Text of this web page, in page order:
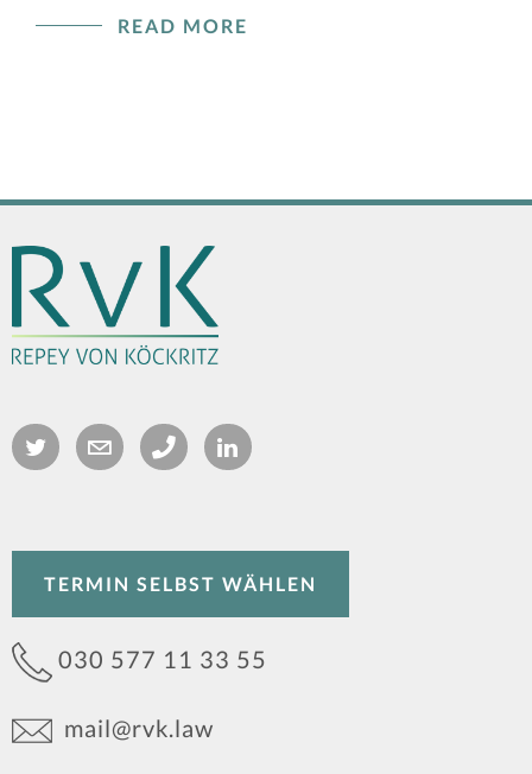
READ MORE
TERMIN SELBST WÄHLEN
030 577 11 33 55
mail@rvk.law